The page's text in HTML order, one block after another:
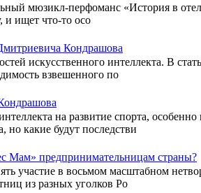
мюзикл-перфоманс «История в
и ищет что-то осо
Кондрашова
искусственного интеллекта. В
взвешенного по
на развитие спорта,
какие будут последстви
Мам» предпринимательницам страны?
участие в восьмом масштабном
из разных уголков Ро